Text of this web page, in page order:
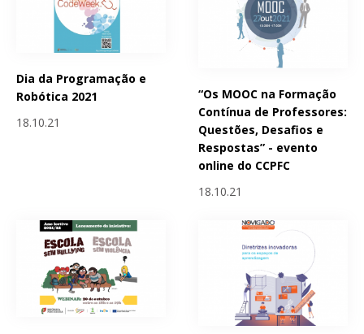
Dia da Programação e
Robótica 2021
18.10.21
“Os MOOC na Formação
Contínua de Professores:
Questões, Desafios e
Respostas” - evento
online do CCPFC
18.10.21